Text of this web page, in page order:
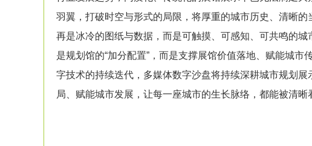
羽翼，打破时空与形式的局限，将厚重的城市历史、清晰
再是冰冷的图纸与数据，而是可触摸、可感知、可共鸣的
是规划馆的“加分配置”，而是支撑展馆价值落地、赋能城
字技术的持续迭代，多媒体数字沙盘将持续深耕城市规划 展
局、赋能城市发展，让每一座城市的生长脉络，都能被清晰